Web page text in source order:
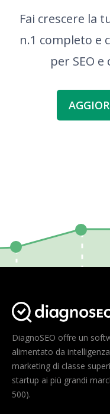
Fai crescere la
n.1 completo e
per SEO
DiagnoSEO offre un
alimentato da
marketing di classe
startup ai più grandi
500).